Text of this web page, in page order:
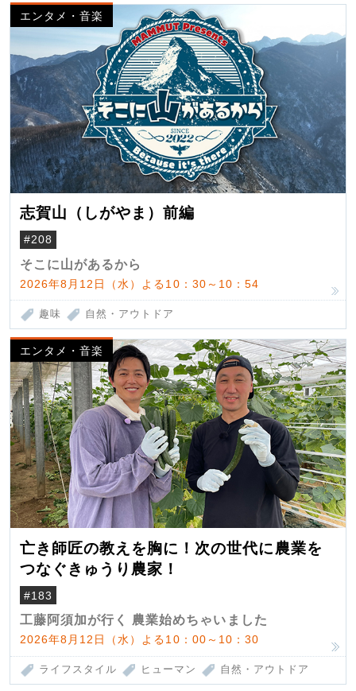
エンタメ・音楽
志賀山（しがやま）前編
#208
そこに山があるから
2026年8月12日（水）よる10：30～10：54
趣味 自然・アウトドア
エンタメ・音楽
亡き師匠の教えを胸に！次の世代に農業を
つなぐきゅうり農家！
#183
工藤阿須加が行く 農業始めちゃいました
2026年8月12日（水）よる10：00～10：30
ライフスタイル ヒューマン 自然・アウトドア